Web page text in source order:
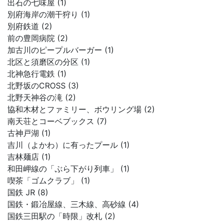
出石の七味屋 (1)
別府海岸の潮干狩り (1)
別府鉄道 (2)
前の豊岡病院 (2)
加古川のピープルバーガー (1)
北区と須磨区の分区 (1)
北神急行電鉄 (1)
北野坂のCROSS (3)
北野天神谷の滝 (2)
協和木材とファミリー、ボウリング場 (2)
南天荘とコーベブックス (7)
古神戸湖 (1)
吉川（よかわ）に有ったプール (1)
吉林麺店 (1)
和田岬線の「ぶら下がり列車」 (1)
喫茶「ゴムクラブ」 (1)
国鉄 JR (8)
国鉄・鍛冶屋線、三木線、高砂線 (4)
国鉄三田駅の「時限」改札 (2)